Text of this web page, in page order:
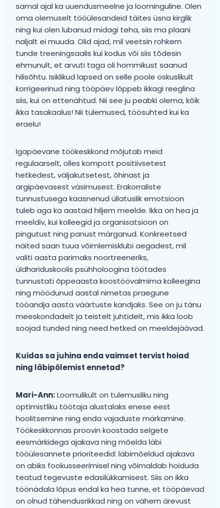
samal ajal ka uuendusmeelne ja loominguline. Olen
oma olemuselt tööülesandeid täites üsna kirglik
ning kui olen lubanud midagi teha, siis ma plaani
naljalt ei muuda. Olid ajad, mil veetsin rohkem
tunde treeningsaalis kui kodus või siis tõdesin
ehmunult, et arvuti taga oli hommikust saanud
hilisõhtu. Isiklikud lapsed on selle poole oskuslikult
korrigeerinud ning tööpäev lõppeb ikkagi reeglina
siis, kui on ettenähtud. Nii see ju peabki olema, kõik
ikka tasakaalus! Nii tulemused, töösuhted kui ka
eraelu!
Igapäevane töökeskkond mõjutab meid
regulaarselt, olles kompott positiivsetest
hetkedest, väljakutsetest, õhinast ja
argipäevasest väsimusest. Erakorraliste
tunnustusega kaasnenud üllatuslik emotsioon
tuleb aga ka aastaid hiljem meelde. Ikka on hea ja
meeldiv, kui kolleegid ja organisatsioon on
pingutust ning panust märganud. Konkreetsed
näited saan tuua võimlemisklubi aegadest, mil
valiti aasta parimaks noortreeneriks,
üldhariduskoolis psühholoogina töötades
tunnustati õppeaasta koostöövalmima kolleegina
ning möödunud aastal nimetas praegune
tööandja aasta väärtuste kandjaks. See on ju tänu
meeskondadelt ja teistelt juhtidelt, mis ikka loob
soojad tunded ning need hetked on meeldejäävad.
Kuidas sa juhina enda vaimset tervist hoiad
ning läbipõlemist ennetad?
Mari-Ann:Loomulikult on tulemusliku ning
optimistliku töötaja alustalaks enese eest
hoolitsemine ning enda vajaduste märkamine.
Töökeskkonnas proovin koostada selgete
eesmärkidega ajakava ning mõelda läbi
tööülesannete prioriteedid: läbimõeldud ajakava
on abiks fookusseerimisel ning võimaldab hoiduda
teatud tegevuste edasilükkamisest. Siis on ikka
töönädala lõpus endal ka hea tunne, et tööpäevad
on olnud tähendusrikkad ning on vähem ärevust